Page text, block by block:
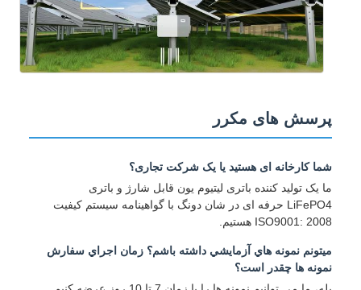
پرسش های مکرر
شما کارخانه ای هستید یا یک شرکت تجاری؟
ما یک تولید کننده باتری لیتیوم یون قابل شارژ و باتری
LiFePO4 حرفه ای در شان دونگ با گواهینامه سیستم کیفیت
ISO9001: 2008 هستیم.
ميتونم نمونه هاي آزمايشي داشته باشم؟ زمان اجراي سفارش
نمونه ها چقدر است؟